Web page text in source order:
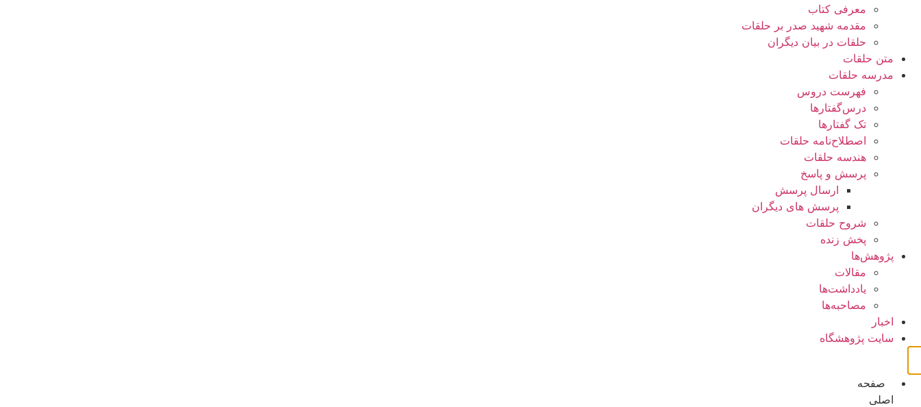
معرفی کتاب
مقدمه شهید صدر بر حلقات
حلقات در بیان دیگران
متن حلقات
مدرسه حلقات
فهرست دروس
درس‌گفتار‌ها
تک گفتارها
اصطلاح‌نامه حلقات
هندسه حلقات
پرسش و پاسخ
ارسال پرسش
پرسش های دیگران
شروح حلقات
پخش زنده
پژوهش‌ها
مقالات
یادداشت‌ها
مصاحبه‌ها
اخبار
سایت پژوهشگاه
صفحه
اصلی